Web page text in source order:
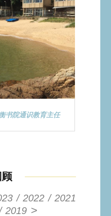
书院通识教育主任
顾
2022
2021
2019 >